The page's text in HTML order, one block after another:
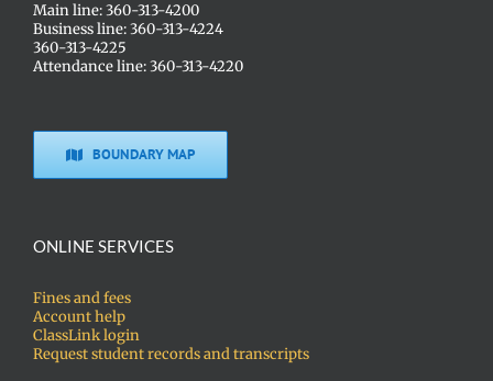
Main line: 360-313-4200
Business line: 360-313-4224
360-313-4225
Attendance line: 360-313-4220
BOUNDARY MAP
ONLINE SERVICES
Fines and fees
Account help
ClassLink login
Request student records and transcripts